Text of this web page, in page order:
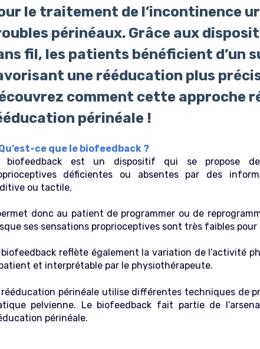
le traitement de l’incontinence
périnéaux. Grâce aux
fil, les patients bénéficient d’un
une rééducation plus
comment cette approche
périnéale !
ce que le biofeedback ?
biofeedback est un dispositif qui se propose
déficientes ou absentes par des
ou tactile.
donc au patient de programmer ou de
ses sensations proprioceptives sont très faibles pour
biofeedback reflète également la variation de l’activité
et interprétable par le physiothérapeute.
rééducation périnéale utilise différentes techniques de
pelvienne. Le biofeedback fait partie de
périnéale.